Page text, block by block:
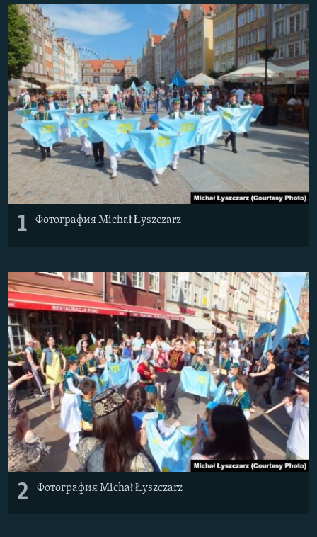
ПОБЕДИТЕЛЕЙ НЕ СУДЯТ?
КРЫМ.НЕПОКОРЕННЫЙ
ELIFBE
УКРАИНСКАЯ ПРОБЛЕМА КРЫМА
ПРИСОЕДИНЯЙТЕСЬ!
Все сайты RFE/RL
1 Фотография Michał Łyszczarz
2 Фотография Michał Łyszczarz